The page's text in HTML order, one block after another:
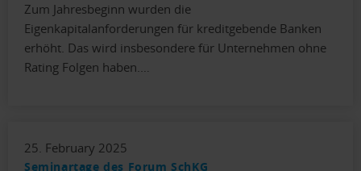
Zum Jahresbeginn wurden die
Eigenkapitalanforderungen für kreditgebende Banken
erhöht. Das wird insbesondere für Unternehmen ohne
Rating Folgen haben.…
25. February 2025
Seminartage des Forum SchKG